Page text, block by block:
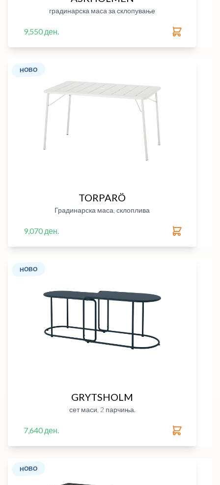
градинарска маса за склопување
9,550 ден.
НОВО
TORPARÖ
Градинарска маса, склоплива
9,070 ден.
НОВО
GRYTSHOLM
сет маси, 2 парчиња.
7,640 ден.
НОВО